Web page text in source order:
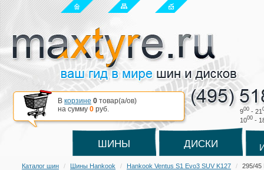
900 - 21
1000 -
В корзине 0 товар(a/ов)
на сумму 0 руб.
ШИНЫ ДИСКИ
Каталог шин Шины Hankook Hankook Ventus S1 Evo3 SUV K127 295/45